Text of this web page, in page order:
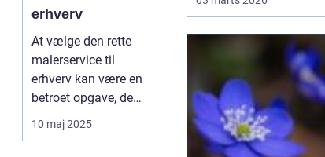
erhverv
At vælge den rette
malerservice til
erhverv kan være en
betroet opgave, der
kræver...
10 maj 2025
førstehåndsindtryk og i
sidste ende
virksomhedens
omdømme. Når ...